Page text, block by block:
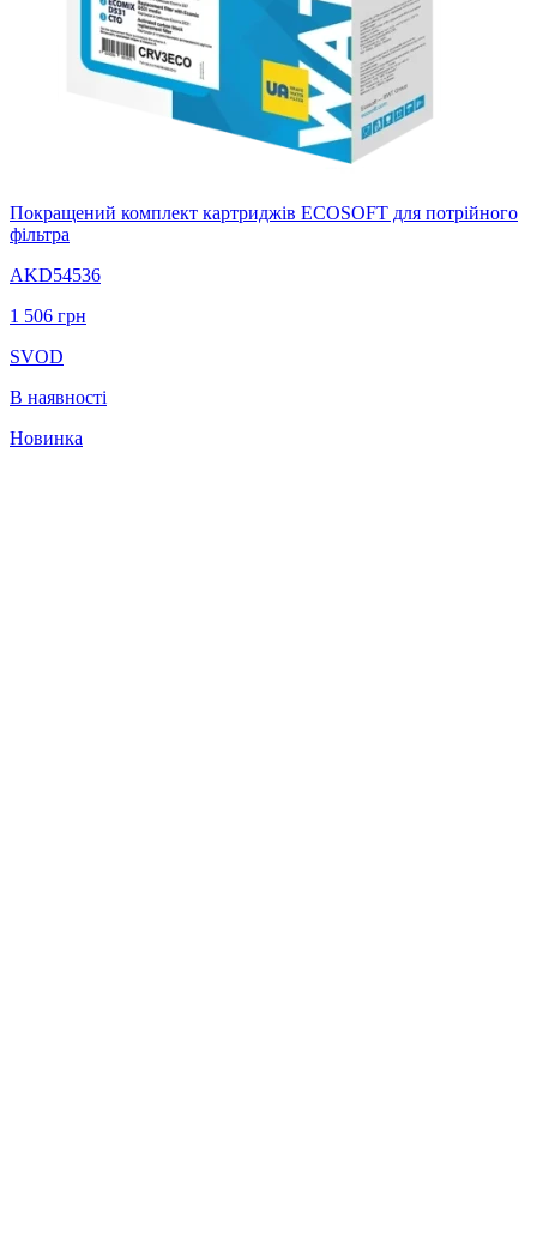
Покращений комплект картриджів ECOSOFT для потрійного
фільтра
AKD54536
1 506 грн
SVOD
В наявності
Новинка